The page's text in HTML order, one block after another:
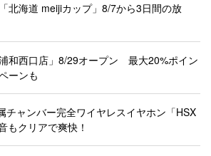
北海道 meijiカップ」8/7から3日間の放
浦和西口店」8/29オープン 最大20%ポイン
ーンも
チャンバー完全ワイヤレスイヤホン「HSX
もクリアで爽快！